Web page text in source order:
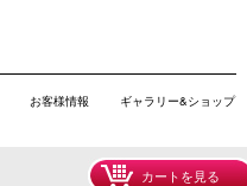
ギャラリー&ショップ
お客様情報
カートを見る